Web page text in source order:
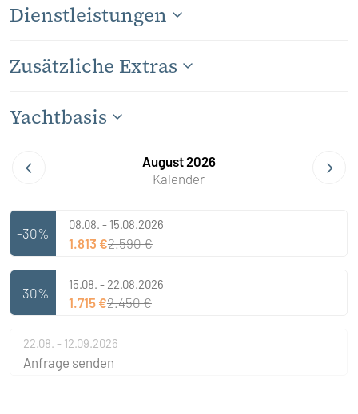
Dienstleistungen
Zusätzliche Extras
Yachtbasis
August 2026
Kalender
-30%
08.08. - 15.08.2026
1.813 €2.590 €
-30%
15.08. - 22.08.2026
1.715 €2.450 €
22.08. - 12.09.2026
Anfrage senden